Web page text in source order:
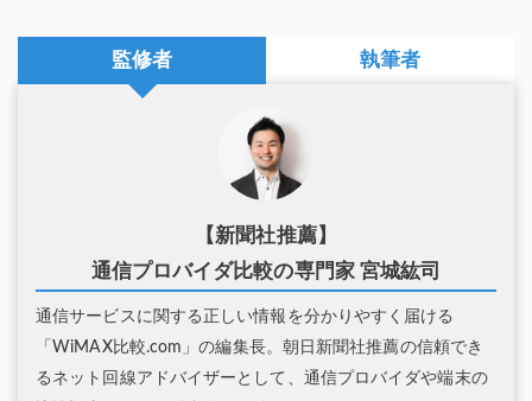
監修者 執筆者
【新聞社推薦】
通信プロバイダ比較の専門家 宮城紘司
通信サービスに関する正しい情報を分かりやすく届ける
「WiMAX比較.com」の編集長。朝日新聞社推薦の信頼でき
るネット回線アドバイザーとして、通信プロバイダや端末の